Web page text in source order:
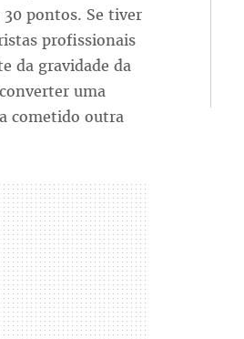
pontos. Se tiver
profissionais
da gravidade da
uma
cometido outra